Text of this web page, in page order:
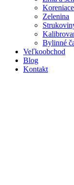
Zelenina
Bylinné
Veľkoobchod
Blog
Kontakt